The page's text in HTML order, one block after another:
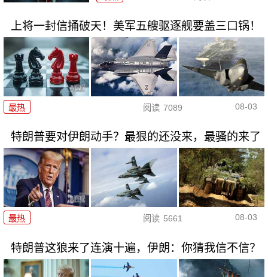
上将一封信捅破天！美军五艘驱逐舰要盖三口锅！
最热 阅读 7089 08-03
特朗普要对伊朗动手？最狠的还没来，最骚的来了
最热 阅读 5661 08-03
特朗普这狼来了连演十遍，伊朗：你猜我信不信？